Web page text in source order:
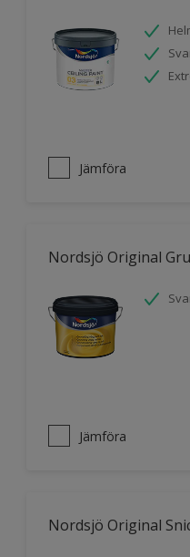
Jämföra
Nordsjö Original
Jämföra
Nordsjö Original